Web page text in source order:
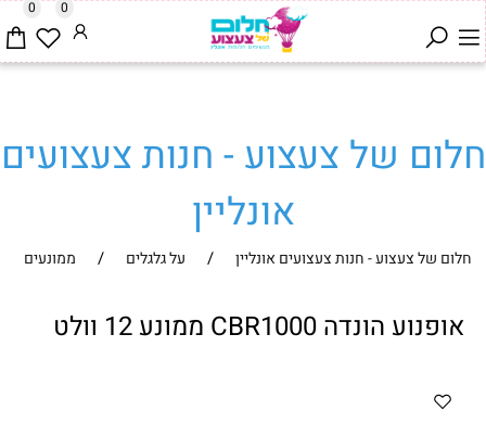
0 0
חלום של צעצוע - חנות צעצועים
אונליין
חלום של צעצוע - חנות צעצועים אונליין / על גלגלים / ממונעים
אופנוע הונדה CBR1000 ממונע 12 וולט